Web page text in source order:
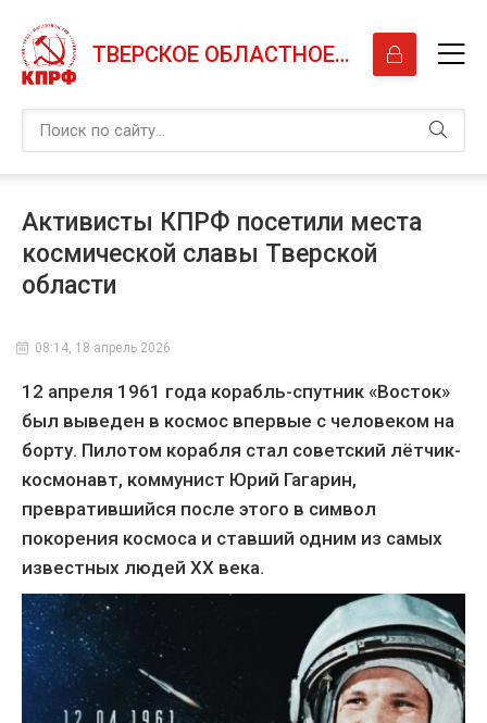
ТВЕРСКОЕ ОБЛАСТНОЕ ОТДЕЛЕНИЕ КПРФ
Активисты КПРФ посетили места
космической славы Тверской
области
08:14, 18 апрель 2026
12 апреля 1961 года корабль-спутник «Восток»
был выведен в космос впервые с человеком на
борту. Пилотом корабля стал советский лётчик-
космонавт, коммунист Юрий Гагарин,
превратившийся после этого в символ
покорения космоса и ставший одним из самых
известных людей XX века.